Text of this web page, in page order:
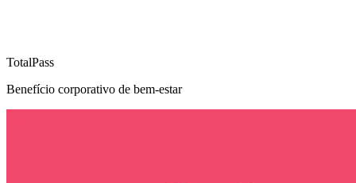
TotalPass
Benefício corporativo de bem-estar